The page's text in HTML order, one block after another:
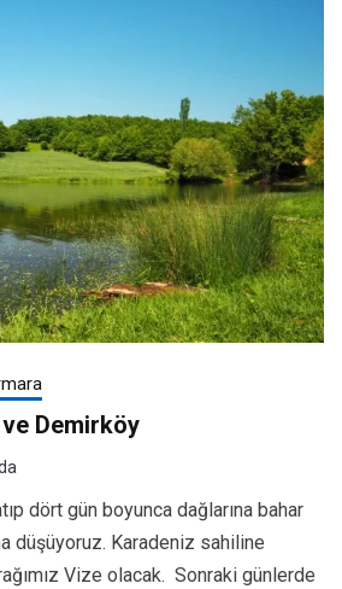
Demirköy
dört gün boyunca dağlarına bahar
düşüyoruz. Karadeniz sahiline
Vize olacak. Sonraki günlerde